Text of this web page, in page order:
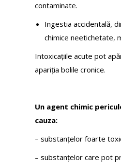
contaminate.
Ingestia accidentală,
chimice neetichetate,
Intoxicațiile acute pot
apariția bolile cronice.
Un agent chimic
cauza:
– substanțelor foarte
– substanțelor care pot